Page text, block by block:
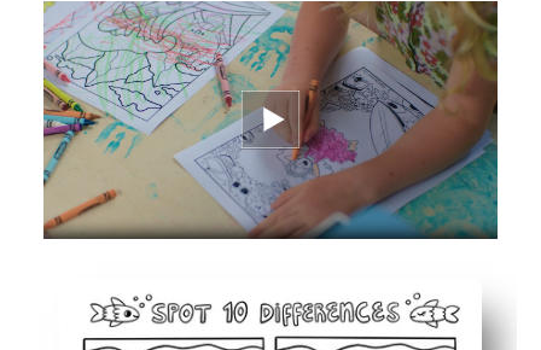
Ευκολία εκτύπωσης και αναπαραγωγής - απλά πιάστε
Βοηθά το παιδί σας να αναπτύξει οπτική διάκριση
Λειτουργεί επίσης ως μια χαλαρωτική σελίδα
Δέσμευση χωρίς οθόνη για στιγμές στο σπίτι, στην